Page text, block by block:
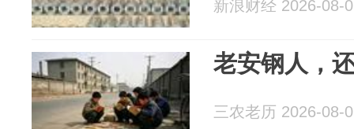
新浪财经 2026-08-
老安钢人，
三农老历 2026-08-